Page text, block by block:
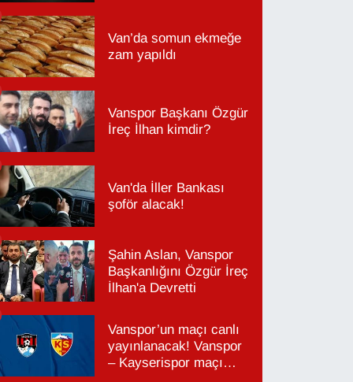
Van’da somun ekmeğe
zam yapıldı
Vanspor Başkanı Özgür
İreç İlhan kimdir?
Van'da İller Bankası
şoför alacak!
Şahin Aslan, Vanspor
Başkanlığını Özgür İreç
İlhan'a Devretti
Vanspor’un maçı canlı
yayınlanacak! Vanspor
– Kayserispor maçı